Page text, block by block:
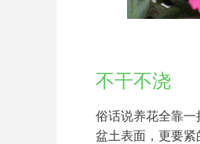
不干不浇
俗话说养花全靠
盆土表面，更要